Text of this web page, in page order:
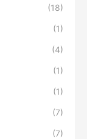
(18)
(1)
(4)
(1)
(1)
(7)
(7)